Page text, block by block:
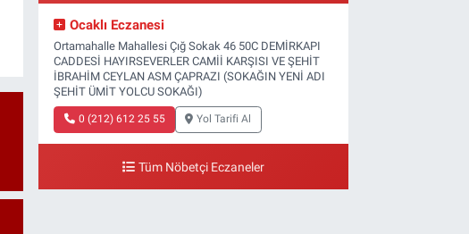
Ocaklı Eczanesi
Ortamahalle Mahallesi Çığ Sokak 46 50C DEMİRKAPI
CADDESİ HAYIRSEVERLER CAMİİ KARŞISI VE ŞEHİT
İBRAHİM CEYLAN ASM ÇAPRAZI (SOKAĞIN YENİ ADI
ŞEHİT ÜMİT YOLCU SOKAĞI)
0 (212) 612 25 55 Yol Tarifi Al
Tüm Nöbetçi Eczaneler